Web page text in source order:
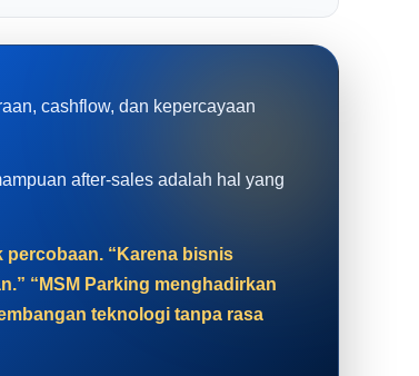
cashflow, dan kepercayaan
after-sales adalah hal yang
“Karena bisnis
“MSM Parking menghadirkan
teknologi tanpa rasa